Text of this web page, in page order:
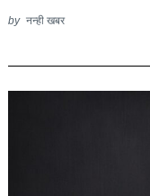
by नन्ही खबर